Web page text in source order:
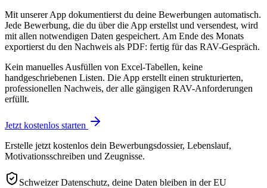
Mit unserer App dokumentierst du deine Bewerbungen automatisch.
Jede Bewerbung, die du über die App erstellst und versendest, wird
mit allen notwendigen Daten gespeichert. Am Ende des Monats
exportierst du den Nachweis als PDF: fertig für das RAV-Gespräch.
Kein manuelles Ausfüllen von Excel-Tabellen, keine
handgeschriebenen Listen. Die App erstellt einen strukturierten,
professionellen Nachweis, der alle gängigen RAV-Anforderungen
erfüllt.
Jetzt kostenlos starten
Erstelle jetzt kostenlos dein Bewerbungsdossier, Lebenslauf,
Motivationsschreiben und Zeugnisse.
Schweizer Datenschutz, deine Daten bleiben in der EU